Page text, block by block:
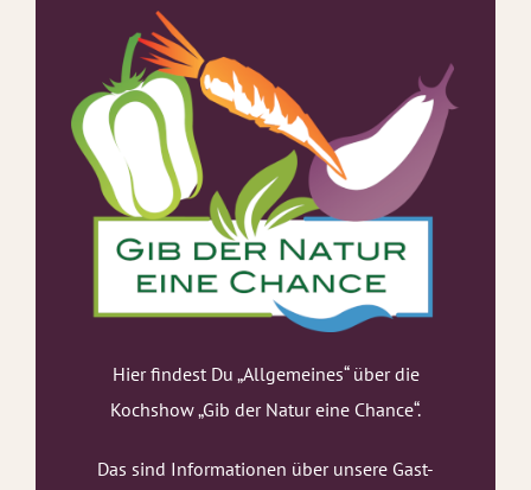
Hier findest Du „Allgemeines“ über die
Kochshow „Gib der Natur eine Chance“.
Das sind Informationen über unsere Gast-